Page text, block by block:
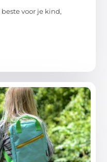
voor je kind,